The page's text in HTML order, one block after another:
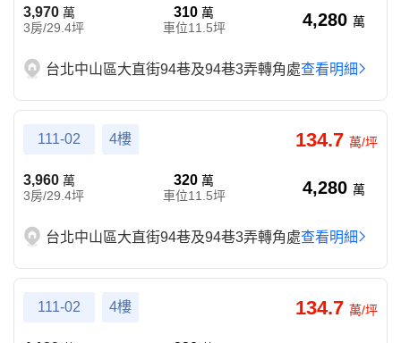
3,970 萬
3房/29.4坪
310萬
車位11.5坪
4,280 萬
台北中山區大直街94巷及94巷3弄轉角處查看明細
111-02 4樓 134.7 萬/坪
3,960 萬
3房/29.4坪
320萬
車位11.5坪
4,280 萬
台北中山區大直街94巷及94巷3弄轉角處查看明細
111-02 4樓 134.7 萬/坪